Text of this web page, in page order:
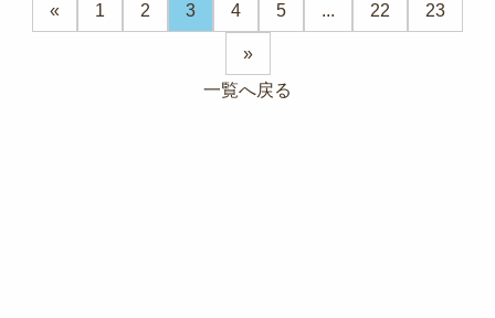
«
1 2 3 4 5 ... 22 23
»
一覧へ戻る